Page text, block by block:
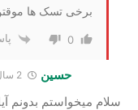
برخی تسک ها
0
حسین
سلام میخواستم بدونم